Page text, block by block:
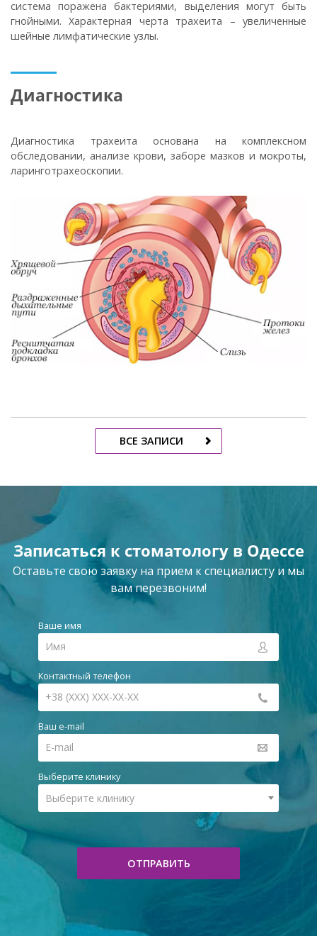
система поражена бактериями, выделения могут быть
гнойными. Характерная черта трахеита – увеличенные
шейные лимфатические узлы.
Диагностика
Диагностика трахеита основана на комплексном
обследовании, анализе крови, заборе мазков и мокроты,
ларинготрахеоскопии.
ВСЕ ЗАПИСИ
Записаться к стоматологу в Одессе
Оставьте свою заявку на прием к специалисту и мы
вам перезвоним!
Ваше имя
Контактный телефон
Ваш e-mail
Выберите клинику
Выберите клинику
ОТПРАВИТЬ